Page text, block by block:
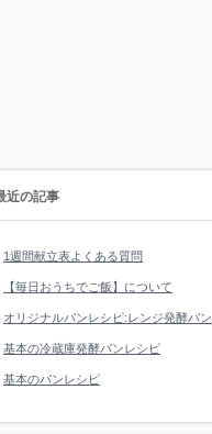
近の記事
1週間献立表よくある質問
【毎日おうちでご飯】について
オリジナルパンレシピ:レンジ発酵パン
基本の冷蔵庫発酵パンレシピ
基本のパンレシピ